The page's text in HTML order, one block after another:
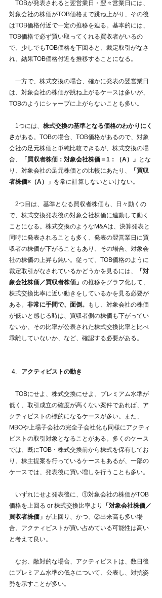
TOBが発表されると翌営業日・翌々営業日には、
対象会社の株価がTOB価格まで跳ね上がり、その後
はTOB価格付近で一定の推移を辿る。基本的には、
TOB価格で必ず買い取ってくれる買収者がいるの
で、少しでもTOB価格を下回ると、裁定取引がなさ
れ、結果TOB価格付近を推移することになる。
一方で、株式交換の場合、確かに発表の翌営業日
は、対象会社の株価が跳ね上がるケースは多いが、
TOBのようにシャープに上がらないことも多い。
1つには、 株式交換の基準となる価格のわかりにく
さがある。TOBの場合、TOB価格があるので、対象
会社の足元株価と単純比較できるが、株式交換の場
合、
「買収者株価：対象会社株価＝1：（A）」 とな
り、対象会社の足元株価との比較にあたり、
「買収
者株価×（A）」 を常に計算しないといけない。
2つ目は、基準となる買収者株価も、日々動くの
で、株式交換発表後の対象会社株価に連動して動く
ことになる。株式交換のようなM&Aは、決算発表と
同時に発表されることも多く、発表の翌営業日に買
収者の株価が下がることもあり、その場合、対象会
社の株価の上昇も鈍い。従って、TOB価格のように
裁定取引がなされているかどうかを見るには、
「対
象会社株価／買収者株価」 の推移をグラフ化して、
株式交換比率に近い動きをしているかを見る必要が
ある。 非常に手間で、面倒。
もし、対象会社の株価
が低いと感じる時は、買収者側の株価も下がってい
ないか、その比率が公表された株式交換比率と比べ
乖離していないか、など、確認する必要がある。
アクティビストの動き
TOBにせよ、株式交換にせよ、プレミアム水準が
低く、取引成立の確度が高くない案件であれば、ア
クティビストの標的になるケースが多い。また、
MBOや上場子会社の完全子会社化も同様にアクティ
ビストの取引対象となることがある。多くのケース
では、既にTOB・株式交換前から株式を保有してお
り、株主提案を行っているケースもあるが、一部の
ケースでは、発表後に買い増しを行うことも多い。
いずれにせよ発表後に、①対象会社の株価がTOB
価格を上回る or 株式交換比率より
「対象会社株価／
買収者株価」 が上回り、かつ、②出来高も多い場
合、アクティビストが買い占めている可能性は高い
と考えて良い。
なお、敵対的な場合、アクティビストは、数日後
にプレミアム水準の低さについて、公表し、対抗姿
勢を示すことが多い。